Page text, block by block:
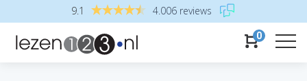
9.1 4.006 reviews
0